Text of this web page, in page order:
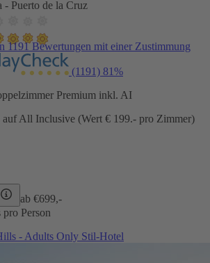
- Puerto de la Cruz
1191 Bewertungen mit einer Zustimmung
(1191) 81%
Premium inkl. AI
auf All Inclusive (Wert € 199.- pro Zimmer)
ab €699,-
pro Person
- Adults Only Stil-Hotel